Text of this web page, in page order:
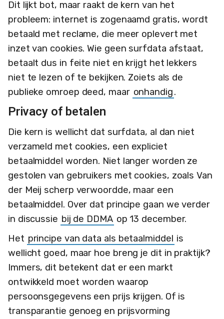
Dit lijkt bot, maar raakt de kern van het
probleem: internet is zogenaamd gratis, wordt
betaald met reclame, die meer oplevert met
inzet van cookies. Wie geen surfdata afstaat,
betaalt dus in feite niet en krijgt het lekkers
niet te lezen of te bekijken. Zoiets als de
publieke omroep deed, maar onhandig.
Privacy of betalen
Die kern is wellicht dat surfdata, al dan niet
verzameld met cookies, een expliciet
betaalmiddel worden. Niet langer worden ze
gestolen van gebruikers met cookies, zoals Van
der Meij scherp verwoordde, maar een
betaalmiddel. Over dat principe gaan we verder
in discussie bij de DDMA op 13 december.
Het principe van data als betaalmiddel is
wellicht goed, maar hoe breng je dit in praktijk?
Immers, dit betekent dat er een markt
ontwikkeld moet worden waarop
persoonsgegevens een prijs krijgen. Of is
transparantie genoeg en prijsvorming